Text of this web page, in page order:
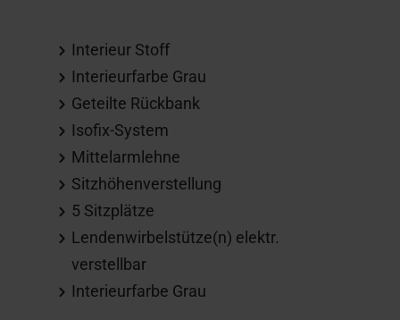
Interieur Stoff
Interieurfarbe Grau
Geteilte Rückbank
Isofix-System
Mittelarmlehne
Sitzhöhenverstellung
5 Sitzplätze
Lendenwirbelstütze(n) elektr.
verstellbar
Interieurfarbe Grau